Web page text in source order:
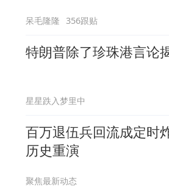
呆毛隆隆 356跟贴
特朗普除了珍珠港言论
星星跌入梦里中
百万退伍兵回流成定时
历史重演
聚焦最新动态